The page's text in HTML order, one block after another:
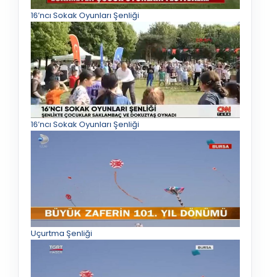
16’ncı Sokak Oyunları Şenliği
16’ncı Sokak Oyunları Şenliği
Uçurtma Şenliği